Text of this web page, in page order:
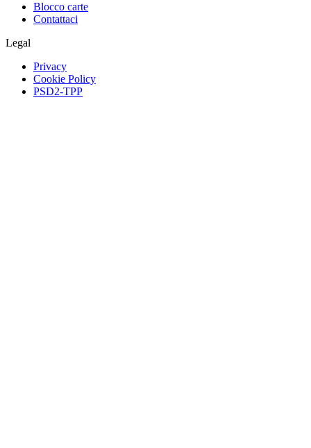
Blocco carte
Contattaci
Legal
Privacy
Cookie Policy
PSD2-TPP